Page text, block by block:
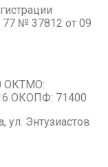
77 № 37812 от 09
ОКТМО:
ОКОПФ: 71400
ул. Энтузиастов